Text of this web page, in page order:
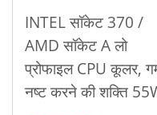
INTEL सॉकेट 370 /
AMD सॉकेट A लो
प्रोफाइल CPU कूलर,
नष्ट करने की शक्ति